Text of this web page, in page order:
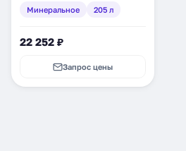
(2389901276)
Минеральное 205 л
22 252 ₽
Запрос цены